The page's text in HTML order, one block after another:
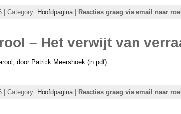
| Category: Hoofdpagina| Reacties graag via email naar
– Het verwijt van
door Patrick Meershoek (in pdf)
| Category: Hoofdpagina| Reacties graag via email naar